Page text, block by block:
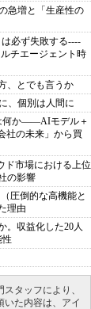
急増と「生産性の
は必ず失敗する----
ルチエージェント時
、とでも言うか
、個別は人間に
何か――AIモデル＋
社の未来」から買
ド市場における上位
の影響
圧倒的な高機能と
理由
。収益化した20人
性
タッフにより、
いた内容は、アイ